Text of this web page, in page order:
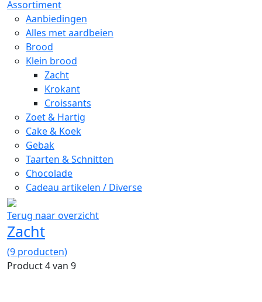
Assortiment
Aanbiedingen
Alles met aardbeien
Brood
Klein brood
Zacht
Krokant
Croissants
Zoet & Hartig
Cake & Koek
Gebak
Taarten & Schnitten
Chocolade
Cadeau artikelen / Diverse
Terug naar overzicht
Zacht
(9 producten)
Product 4 van 9